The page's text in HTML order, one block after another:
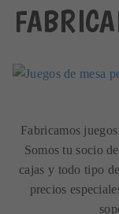
Fabricamos
Somos tu socio
cajas y todo tipo
precios